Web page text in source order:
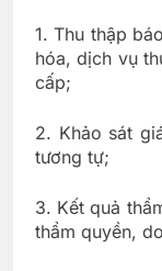
1. Thu thập
hóa, dịch vụ
cấp;
2. Khảo sát
tương tự;
3. Kết quả
thẩm quyền,